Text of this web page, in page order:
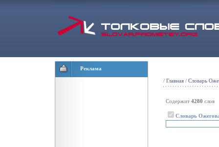
Реклама
/ Главная / Словарь
Содержит 4280 слов
Словарь